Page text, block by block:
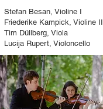
Stefan Besan, Violine I
Friederike Kampick, Violine II
Tim Düllberg, Viola
Lucija Rupert, Violoncello